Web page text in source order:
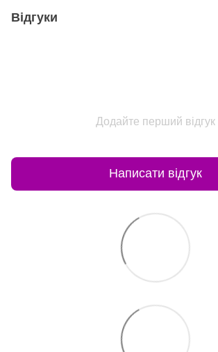
Відгуки
Додайте перший відгук
Написати відгук